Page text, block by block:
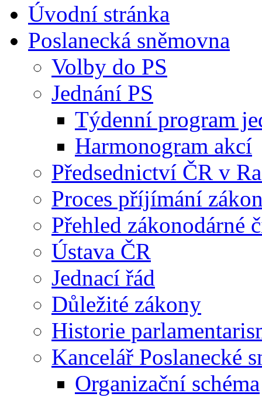
Úvodní stránka
Poslanecká sněmovna
Volby do PS
Jednání PS
Týdenní program
Harmonogram akcí
Předsednictví ČR v
Proces příjímání
Přehled zákonodárné
Ústava ČR
Jednací řád
Důležité zákony
Historie
Kancelář Poslanecké
Organizační schéma